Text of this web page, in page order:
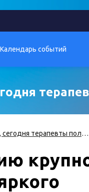
Календарь событий
«Вчера студенты, сегодня терапевты поликлиники»